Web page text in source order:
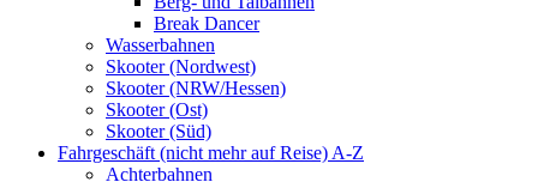
Break Dancer
Wasserbahnen
Skooter (Nordwest)
Skooter (NRW/Hessen)
Skooter (Ost)
Skooter (Süd)
Fahrgeschäft (nicht mehr auf Reise) A-Z
Achterbahnen